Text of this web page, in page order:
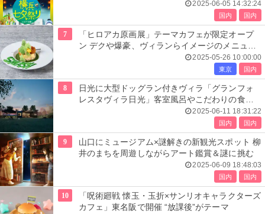
2025-06-05 14:32:24
国内 国内
7
「ヒロアカ原画展」テーマカフェが限定オープ
ン デクや爆豪、ヴィランらイメージのメニュー
2025-05-26 10:00:00
東京 国内
8
日光に大型ドッグラン付きヴィラ「グランフォ
レスタヴィラ日光」客室風呂やこだわりの食で
2025-06-11 18:31:22
国内 国内
9
山口にミュージアム×謎解きの新観光スポット 柳
井のまちを周遊しながらアート鑑賞＆謎に挑む
2025-06-09 18:48:03
国内 国内
10
「呪術廻戦 懐玉・玉折×サンリオキャラクターズ
カフェ」東名阪で開催 “放課後”がテーマ